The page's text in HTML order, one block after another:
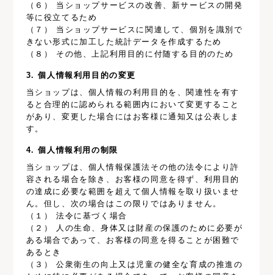
（６） 当ショップサービスの改善、新サービスの開発
等に役立てるため
（７） 当ショップサービスに関連して、個別を識別で
きない形式に加工した統計データを作成するため
（８） その他、上記利用目的に付随する目的のため
3. 個人情報利用目的の変更
当ショップは、個人情報の利用目的を、関連性を有す
ると合理的に認められる範囲内において変更すること
があり、変更した場合にはお客様に通知又は公表しま
す。
4. 個人情報利用の制限
当ショップは、個人情報保護法その他の法令により許
容される場合を除き、お客様の同意を得ず、利用目的
の達成に必要な範囲を超えて個人情報を取り扱いませ
ん。但し、次の場合はこの限りではありません。
（１） 法令に基づく場合
（２） 人の生命、身体又は財産の保護のために必要が
ある場合であって、お客様の同意を得ることが困難で
あるとき
（３） 公衆衛生の向上又は児童の健全な育成の推進の